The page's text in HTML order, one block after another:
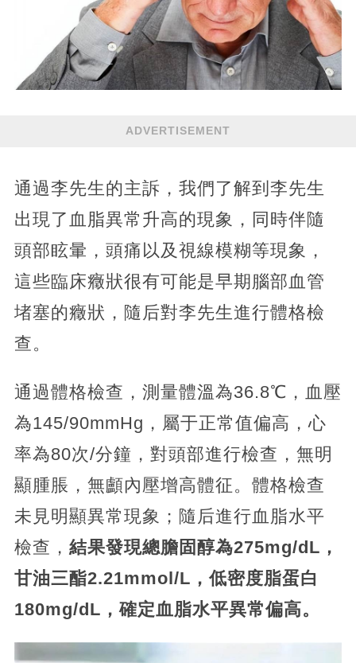
ADVERTISEMENT
通過李先生的主訴，我們了解到李先生
出現了血脂異常升高的現象，同時伴隨
頭部眩暈，頭痛以及視線模糊等現象，
這些臨床癥狀很有可能是早期腦部血管
堵塞的癥狀，隨后對李先生進行體格檢
查。
通過體格檢查，測量體溫為36.8℃，血壓
為145/90mmHg，屬于正常值偏高，心
率為80次/分鐘，對頭部進行檢查，無明
顯腫脹，無顱內壓增高體征。體格檢查
未見明顯異常現象；隨后進行血脂水平
檢查， 結果發現總膽固醇為275mg/dL，
甘油三酯2.21mmol/L，低密度脂蛋白
180mg/dL，確定血脂水平異常偏高。